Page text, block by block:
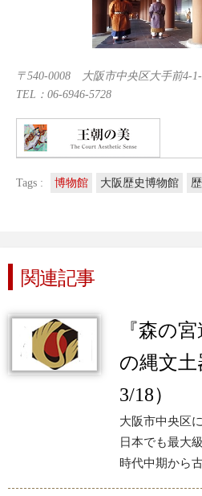
〒540-0008 大阪市中央区大手前4-
TEL：06-6946-5728
Tags : 博物館 大阪歴史博物館
関連記事
『森の
の縄文土
3/18）
大阪市中央区
日本でも最大
時代中期から